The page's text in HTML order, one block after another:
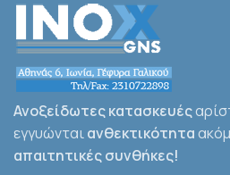
Ανοξείδωτες κατασκευές
εγγυώνταιανθεκτικότητα
απαιτητικές συνθήκες!